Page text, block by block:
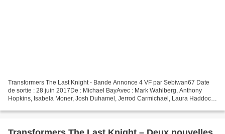
Transformers The Last Knight - Bande Annonce 4 VF par Sebiwan67 Date
de sortie : 28 juin 2017De : Michael BayAvec : Mark Wahlberg, Anthony
Hopkins, Isabela Moner, Josh Duhamel, Jerrod Carmichael, Laura Haddock,